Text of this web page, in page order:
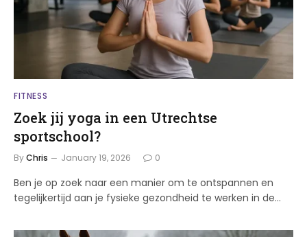
FITNESS
Zoek jij yoga in een Utrechtse
sportschool?
ByChris January 19, 2026 0
Ben je op zoek naar een manier om te ontspannen en
tegelijkertijd aan je fysieke gezondheid te werken in de…